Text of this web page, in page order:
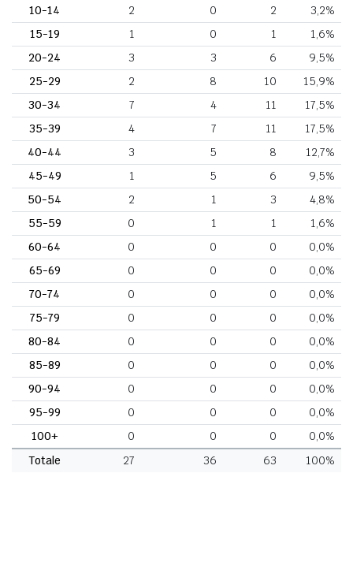
10-14
2 0 2
3,2%
15-19
1 0 1
1,6%
20-24
3 3 6
9,5%
25-29
2 8 10
15,9%
30-34
7 4 11
17,5%
35-39
4 7 11
17,5%
40-44
3 5 8
12,7%
45-49
1 5 6
9,5%
50-54
2 1 3
4,8%
55-59
0 1 1
1,6%
60-64
0 0 0
0,0%
65-69
0 0 0
0,0%
70-74
0 0 0
0,0%
75-79
0 0 0
0,0%
80-84
0 0 0
0,0%
85-89
0 0 0
0,0%
90-94
0 0 0
0,0%
95-99
0 0 0
0,0%
100+
0 0 0
0,0%
Totale
27 36 63 100%